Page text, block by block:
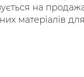
на
матеріалів